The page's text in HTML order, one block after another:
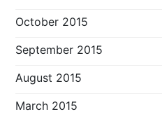
October 2015
September 2015
August 2015
March 2015